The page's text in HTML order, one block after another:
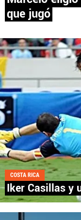
PANAMÁ
NICARAGUA
CONCACAF
FÚTBOL
QUIENES SOMOS |
Términos y Condiciones
que jugó
COSTA RICA
Iker Casillas y